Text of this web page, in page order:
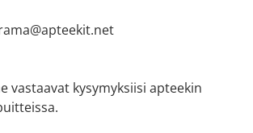
vastaavat kysymyksiisi apteekin